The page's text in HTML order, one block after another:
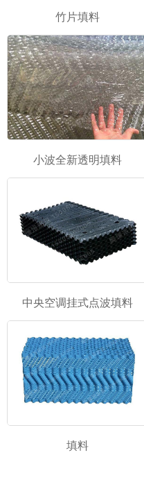
1
竹片填料
小波全新透明填料
中央空调挂式点波填料
填料